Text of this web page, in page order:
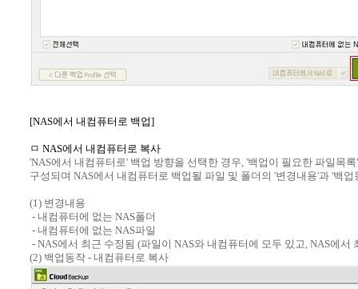
[NAS에서 내컴퓨터로 백업]
ㅁ NAS에서 내컴퓨터로 복사
'NAS에서 내컴퓨터로' 백업 방향을 선택한 경우, '백업이 필요한 파일목
구성되며 NAS에서 내컴퓨터로 백업될 파일 및 폴더의 '변경내용'과 '백
(1) 변경내용
- 내컴퓨터에 없는 NAS폴더
- 내컴퓨터에 없는 NAS파일
- NAS에서 최근 수정됨 (파일이 NAS와 내컴퓨터에 모두 있고, NAS에서
(2) 백업동작 - 내컴퓨터로 복사